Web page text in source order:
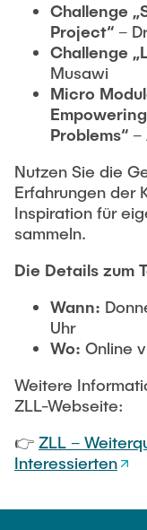
Challenge
Project“ –
Challenge
Musawi
Micro
Problems“ –
Nutzen Sie die
Erfahrungen der
Inspiration für
sammeln.
Die Details zum
Wann:
Uhr
Wo: Online
Weitere
ZLL-Webseite:
👉 ZLL –
Interessierten